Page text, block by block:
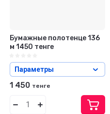
Бумажные полотенце 136
м 1450 тенге
Параметры
1 450 тенге